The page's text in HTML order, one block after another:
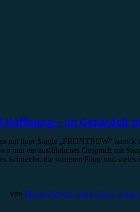
Hoffnung – im Gespräch
mit ihrer Single „FRONTROW“
nun ein ausführliches Gespräch mit
Schneider, die weiteren Pläne und
von Marius Meyer2. April 20257. April